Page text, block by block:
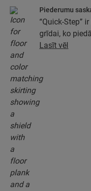
Piederumu
“Quick-Step”
grīdai, ko
piederumu
Lasīt vēl